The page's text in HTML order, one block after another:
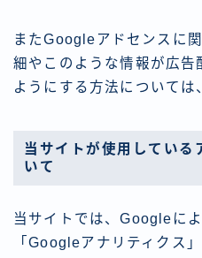
またGoogleアドセンスに
細やこのような情報が広
ようにする方法については
当サイトが使用している
いて
当サイトでは、Googleに
「Googleアナリティクス